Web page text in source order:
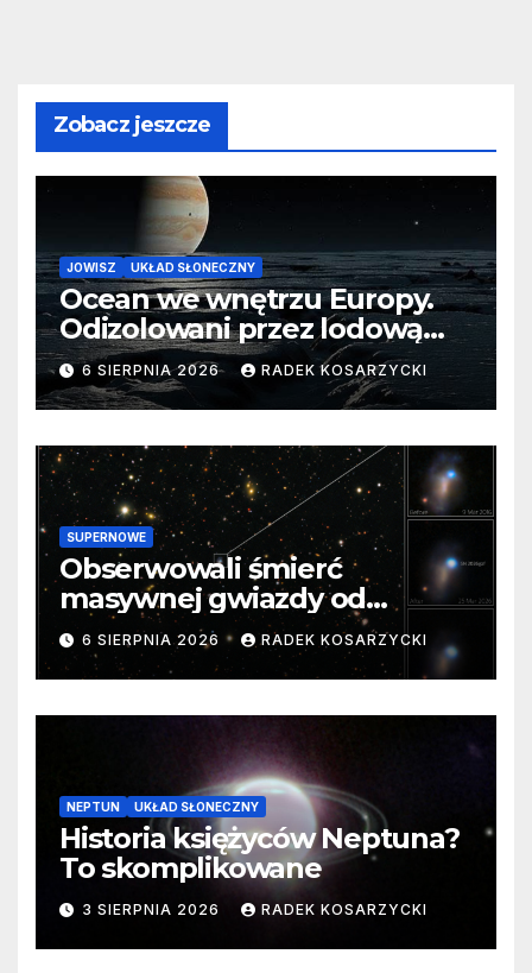
Zobacz jeszcze
JOWISZ UKŁAD SŁONECZNY
Ocean we wnętrzu Europy.
Odizolowani przez lodową
barierę
6 SIERPNIA 2026 RADEK KOSARZYCKI
SUPERNOWE
Obserwowali śmierć
masywnej gwiazdy od
samego początku. Niezwykle
cenne dane
6 SIERPNIA 2026 RADEK KOSARZYCKI
NEPTUN UKŁAD SŁONECZNY
Historia księżyców Neptuna?
To skomplikowane
3 SIERPNIA 2026 RADEK KOSARZYCKI